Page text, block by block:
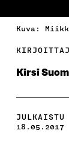
Kuva:
Kirsi
JULKAISTU
18.05.2017